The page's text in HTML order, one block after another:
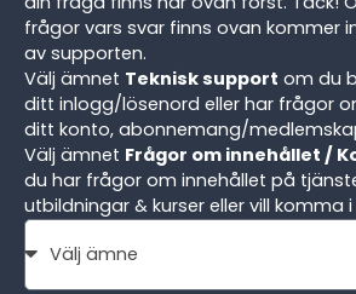
frågor vars svar finns ovan kommer
av supporten.
Välj ämnet Teknisk support om du
ditt inlogg/lösenord eller har frågor
ditt konto, abonnemang/
Välj ämnet Frågor om innehållet /
du har frågor om innehållet på
utbildningar & kurser eller vill komma
Ämne
/
Mottagare